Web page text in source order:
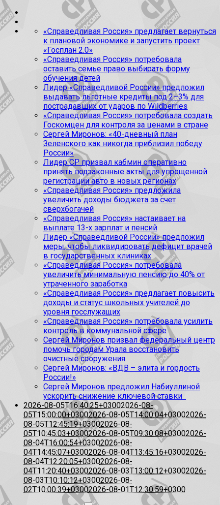
«Справедливая Россия» предлагает вернуться
к плановой экономике и запустить проект
«Госплан 2.0»
«Справедливая Россия» потребовала
оставить семье право выбирать форму
обучения детей
Лидер «Справедливой России» предложил
выдавать льготные кредиты под 2–3% для
пострадавших от ударов по Wildberries
«Справедливая Россия» потребовала создать
Госкомцен для контроля за ценами в стране
Сергей Миронов: «40-дневный план
Зеленского как никогда приблизил победу
России»
Лидер СР призвал кабмин оперативно
принять подзаконные акты для упрощенной
регистрации авто в новых регионах
«Справедливая Россия» предложила
увеличить доходы бюджета за счет
сверхбогачей
«Справедливая Россия» настаивает на
выплате 13-х зарплат и пенсий
Лидер «Справедливой России» предложил
меры, чтобы ликвидировать дефицит врачей
в государственных клиниках
«Справедливая Россия» потребовала
увеличить минимальную пенсию до 40% от
утраченного заработка
«Справедливая Россия» предлагает повысить
доходы и статус школьных учителей до
уровня госслужащих
«Справедливая Россия» потребовала усилить
контроль в коммунальной сфере
Сергей Миронов призвал федеральный центр
помочь городам Урала восстановить
очистные сооружения
Сергей Миронов: «ВДВ – элита и гордость
России!»
Сергей Миронов предложил Набиуллиной
ускорить снижение ключевой ставки
2026-08-05T16:40:25+03002026-08-
05T15:00:00+03002026-08-05T14:00:04+03002026-
08-05T12:45:19+03002026-08-
05T10:45:03+03002026-08-05T09:30:08+03002026-
08-04T16:00:54+03002026-08-
04T14:45:07+03002026-08-04T13:45:16+03002026-
08-04T12:20:05+03002026-08-
04T11:20:40+03002026-08-03T13:00:12+03002026-
08-03T10:10:12+03002026-08-
02T10:00:39+03002026-08-01T12:30:59+0300